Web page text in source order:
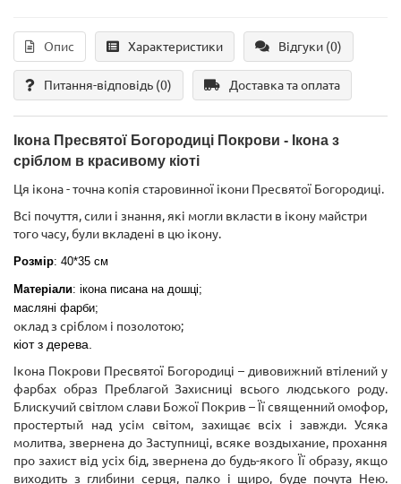
Опис Характеристики Відгуки (0)
Питання-відповідь (0) Доставка та оплата
Ікона Пресвятої Богородиці Покрови - Ікона з
сріблом в красивому кіоті
Ця ікона - точна копія старовинної ікони Пресвятої Богородиці.
Всі почуття, сили і знання, які могли вкласти в ікону майстри
того часу, були вкладені в цю ікону.
Розмір: 40*35 см
Матеріали: ікона писана на дошці;
масляні фарби;
оклад з сріблом і позолотою;
кіот з дерева.
Ікона Покрови Пресвятої Богородиці – дивовижний втілений у
фарбах образ Преблагой Захисниці всього людського роду.
Блискучий світлом слави Божої Покрив – Її священний омофор,
простертый над усім світом, захищає всіх і завжди. Усяка
молитва, звернена до Заступниці, всяке воздыхание, прохання
про захист від усіх бід, звернена до будь-якого Її образу, якщо
виходить з глибини серця, палко і щиро, буде почута Нею.